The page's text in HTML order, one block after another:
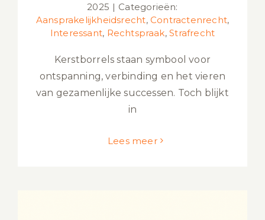
2025 | Categorieën:
Aansprakelijkheidsrecht, Contractenrecht,
Interessant, Rechtspraak,Strafrecht
Kerstborrels staan symbool voor
ontspanning, verbinding en het vieren
van gezamenlijke successen. Toch blijkt
in
Lees meer